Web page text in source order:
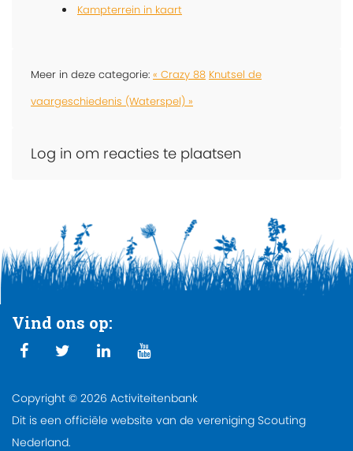
Kampterrein in kaart
Meer in deze categorie: « Crazy 88 Knutsel de
vaargeschiedenis (Waterspel) »
Log in om reacties te plaatsen
Vind ons op:
Copyright © 2026 Activiteitenbank
Dit is een officiële website van de vereniging Scouting
Nederland.